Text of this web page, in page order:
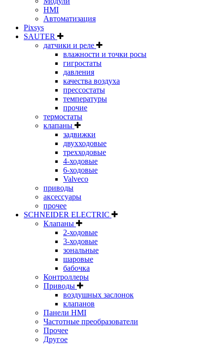
HMI
Автоматизация
Pixsys
SAUTER
датчики и реле
влажности и точки росы
гигростаты
давления
качества воздуха
прессостаты
температуры
прочие
термостаты
клапаны
задвижки
двухходовые
трехходовые
4-ходовые
6-ходовые
Valveco
приводы
аксессуары
прочее
SCHNEIDER ELECTRIC
Клапаны
2-ходовые
3-ходовые
зональные
шаровые
бабочка
Контроллеры
Приводы
воздушных заслонок
клапанов
Панели HMI
Частотные преобразователи
Прочее
Другое